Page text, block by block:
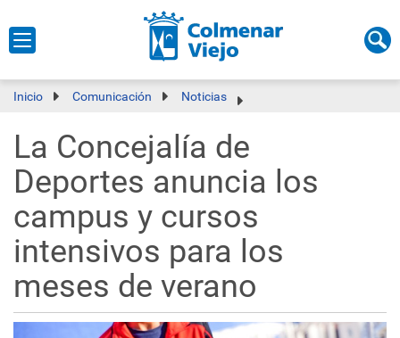
Inicio Comunicación Noticias
La Concejalía de
Deportes anuncia los
campus y cursos
intensivos para los
meses de verano